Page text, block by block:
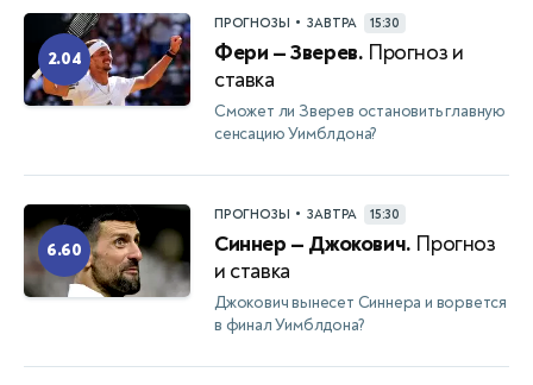
2.04
ПРОГНОЗЫ • ЗАВТРА 15:30
Фери — Зверев. Прогноз и
ставка
Сможет ли Зверев остановить главную
сенсацию Уимблдона?
6.60
ПРОГНОЗЫ • ЗАВТРА 15:30
Синнер — Джокович. Прогноз
и ставка
Джокович вынесет Синнера и ворвется
в финал Уимблдона?